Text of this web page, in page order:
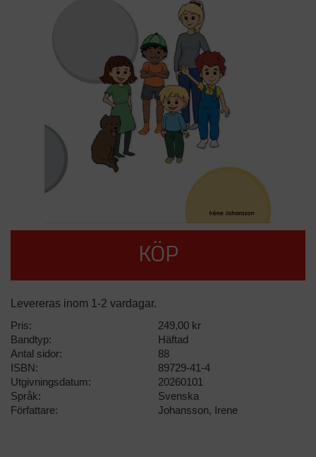
KÖP
Levereras inom 1-2 vardagar.
Pris:
249,00 kr
Bandtyp:
Häftad
Antal sidor:
88
ISBN:
89729-41-4
Utgivningsdatum:
20260101
Språk:
Svenska
Författare:
Johansson, Irene